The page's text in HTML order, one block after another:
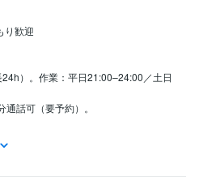
り歓迎
）。作業：平日21:00–24:00／土日
話可（要予約）。
設計＋説明文＋導線：2–3営業日。特